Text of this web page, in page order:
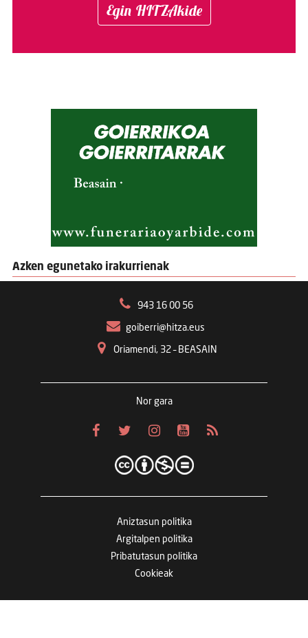
Egin HITZAkide
Azken egunetako irakurrienak
943 16 00 56
goiberri@hitza.eus
Oriamendi, 32 – BEASAIN
Nor gara
Aniztasun politika
Argitalpen politika
Pribatutasun politika
Cookieak